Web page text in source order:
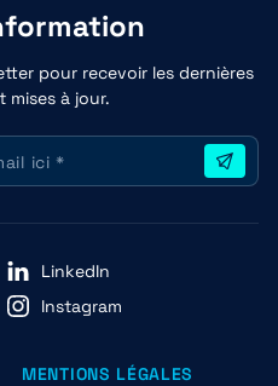
pour recevoir les dernières
mises à jour.
LinkedIn
Instagram
MENTIONS LÉGALES